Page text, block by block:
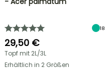
18
29,50 €
Topf mit 2L/3L
Erhältlich in 2 Größen